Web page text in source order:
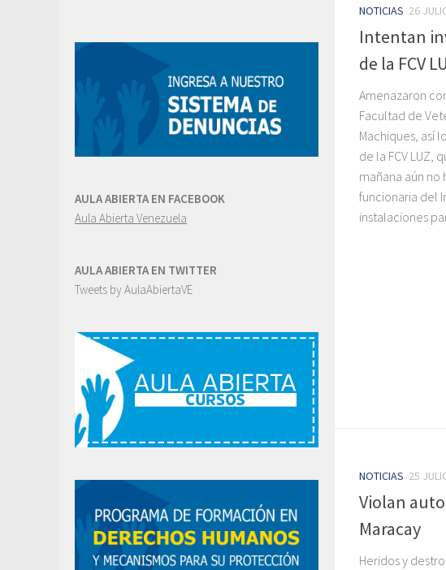
NOTICIAS 26
Intentan
de la FCV
Amenazaron
Facultad de
Machiques, así
de la FCV LUZ,
mañana aún no
funcionaria del
instalaciones
NOTICIAS 25
Violan
Maracay
Heridos y
AULA ABIERTA EN FACEBOOK
Aula Abierta Venezuela
AULA ABIERTA EN TWITTER
Tweets by AulaAbiertaVE